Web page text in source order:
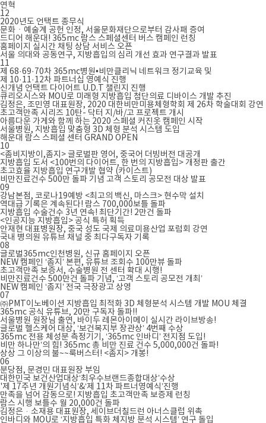
연혁
12
2020년도 언택트 종무식
문화ㆍ예술계 공헌 인정, 서울문화재단으로부터 감사패 증여
드디어 해운대! 365mc 람스 스페셜센터 버스 캠페인 런칭
홈페이지 실시간 채팅 상담 서비스 오픈
서울 의대와 공동연구, 지방흡입의 심리 개선 효과 연구결과 발표
11
제 68·69·70차 365mc병원•비만클리닉 네트워크 정기교육 및
제 10·11·12차 파트너십 영예식 진행
신개념 언택트 다이어트 U.D.T 챌린지 진행
큐리오시스와 MOU로 미래형 지방흡입 첨단의료 디바이스 개발 추진
김정은, 조민영 대표원장, 2020 대한비만미용체형학회 제 26차 학술대회 강연
초고객만족 시리즈 10탄- 닥터 지/바/고 프로젝트 개시
아름다운 가게와 함께 하는 2020 스페셜 커진옷 캠페인 시작
서울병원, 지방흡입 맞춤형 3D 체형 분석 시스템 도입
해운대 람스 스페셜 센터 GRAND OPEN
10
<좀비지방이,좀지> 글로벌판 영어, 중국어 더빙버전 대공개
지방흡입 도서 <100번의 다이어트, 한 번의 지방흡입> 개정판 출간
초고효율 지방흡입 연구개발 협약 (카이스트)
비만진료건수 500만 돌파 기념 고객 스토리 공모전 대상 발표
09
강남본점, 코로나19예방 <최고의 백신, 마스크> 현수막 설치
역대급 기록은 계속된다! 람스 700,000보틀 돌파
지방흡입 수술건수 3년 연속! 최단기간! 2만건 돌파
<인공지능 지방흡입> 공식 특허 획득
안재현 대표병원장, 중국 성도 국제 의료미용산업 포럼회 강연
국내 병의원 유튜브 채널 중 최다구독자 기록
08
글로벌365mc인천병원, 신규 홈페이지 오픈
NEW 캠페인 ‘좀지’ 본편, 유튜브 조회수 100만뷰 돌파
초고객만족 보증서, 수술병원 전 센터 확대 시행!
비만진료건수 500만건 돌파 기념, ‘고객 스토리 공모전 개최’
NEW 캠페인 ‘좀지’ 전국 극장광고 상영
07
㈜PMT이노베이션 지방흡입 최적화 3D 체형분석 시스템 개발 MOU 체결
365mc 공식 유튜브, 20만 구독자 돌파!!
서울병원 원장님 출연, 바이두 레몬아이메이 실시간 라이브방송!
글로벌 헬스케어 대상, ‘보건복지부 장관상’ 4번째 수상
365mc 전용 체성분 측정기기, ‘365mc 인바디’ 전지점 도입!
비만 하나만’의 힘! 365mc 총 비만 진료 건수 5,000,000건 돌파!
상상 그 이상의 불~~룩버스터! <좀지> 개봉!
06
분당점, 문경민 대표원장 부임
대한민국 보건산업대상‘최우수브랜드종합대상’수상
'제 17주년 개원기념식’&‘제 11차 파트너영예식’진행
만족을 넘어 감동으로! 지방흡입 초고객만족 보증제 런칭
람스 시행 보틀수 월 20,000건 돌파
김정은ᆞ소재용 대표원장, 세이브더칠드런 아너스클럽 위촉
인바디와 MOU로 ‘지방흡입 특화 체지방 분석 시스템’ 연구 돌입